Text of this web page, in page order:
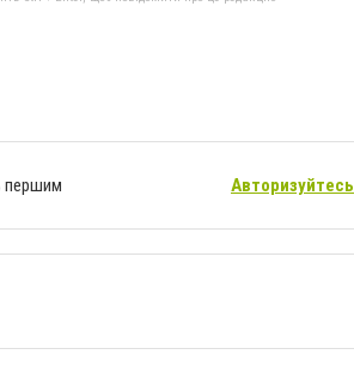
першим Авторизуйтесь